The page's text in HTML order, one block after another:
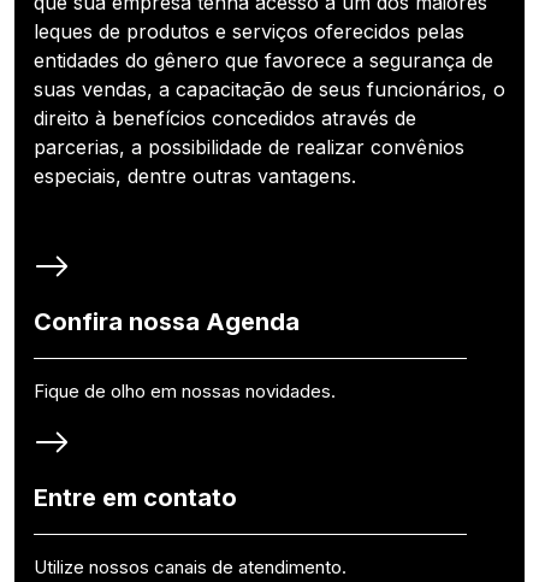
leques de produtos e serviços oferecidos pelas
entidades do gênero que favorece a segurança de
suas vendas, a capacitação de seus funcionários, o
direito à benefícios concedidos através de
parcerias, a possibilidade de realizar convênios
especiais, dentre outras vantagens.
Confira nossa Agenda
Fique de olho em nossas novidades.
Entre em contato
Utilize nossos canais de atendimento.